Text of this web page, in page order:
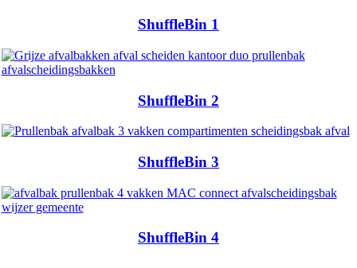
ShuffleBin 1
ShuffleBin 2
ShuffleBin 3
ShuffleBin 4